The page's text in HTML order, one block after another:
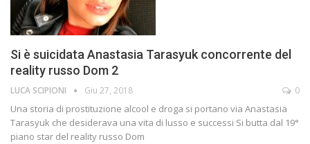
Si è suicidata Anastasia Tarasyuk concorrente del
reality russo Dom 2
LUCA SCIPIONI Giu 27, 2018 0
Una storia di prostituzione alcool e droga si portano via Anastasia
Tarasyuk che desiderava una vita di lusso e successi Si butta dal 19°
piano star del reality russo Dom